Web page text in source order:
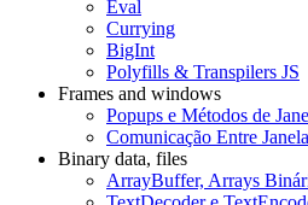
Eval
Currying
BigInt
Polyfills & Transpilers JS
Frames and windows
Popups e Métodos de
Comunicação Entre
Binary data, files
ArrayBuffer, Arrays